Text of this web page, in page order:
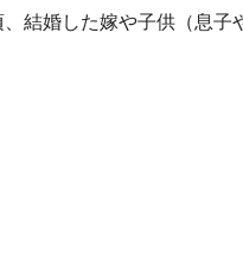
結婚した嫁や子供（息子